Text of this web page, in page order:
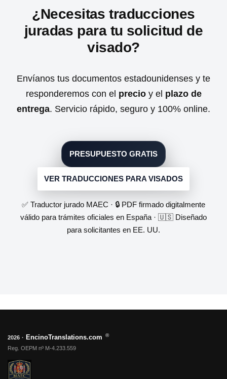
¿Necesitas traducciones
juradas para tu solicitud de
visado?
Envíanos tus documentos estadounidenses y te
responderemos con el precioy el plazo de
entrega. Servicio rápido, seguro y 100% online.
PRESUPUESTO GRATIS
VER TRADUCCIONES PARA VISADOS
✅ Traductor jurado MAEC · 🔒 PDF firmado digitalmente
válido para trámites oficiales en España · 🇺🇸 Diseñado
para solicitantes en EE. UU.
2026 · EncinoTranslations.com ®
Reg. OEPM nº M-4.233.559